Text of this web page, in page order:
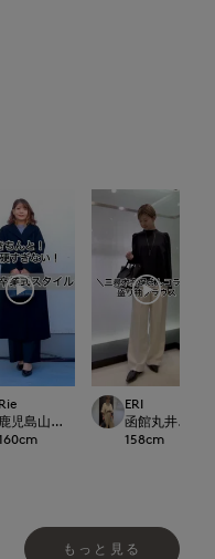
Rie
鹿児島山形屋INED
cm
ERI
函館丸井今井
158cm
もっと見る